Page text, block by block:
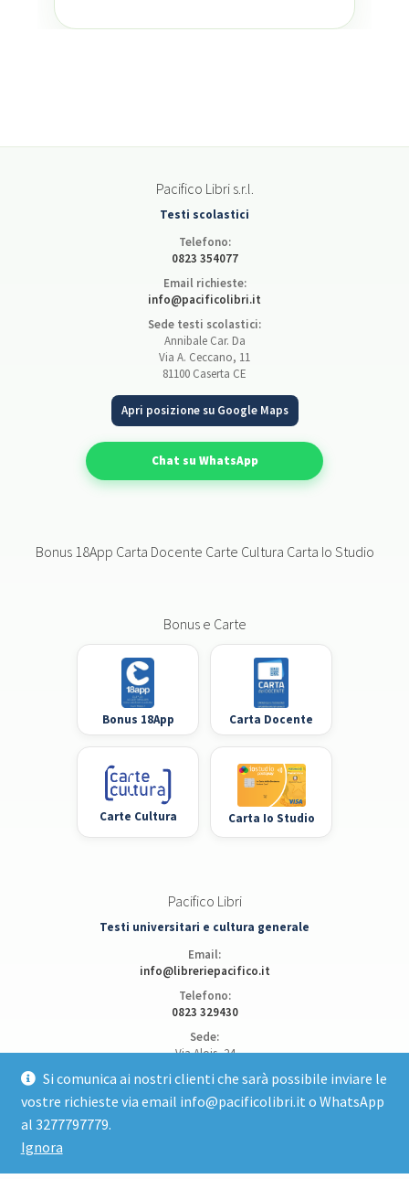
Si comunica ai nostri clienti che sarà possibile inviare le
vostre richieste via email info@pacificolibri.it o WhatsApp
al 3277797779.
Ignora
Pacifico Libri s.r.l.
Testi scolastici
Telefono:
0823 354077
Email richieste:
info@pacificolibri.it
Sede testi scolastici:
Annibale Car. Da
Via A. Ceccano, 11
81100 Caserta CE
Apri posizione su Google Maps
Chat su WhatsApp
Bonus 18App Carta Docente Carte Cultura Carta Io Studio
Bonus e Carte
Bonus 18App Carta Docente
Carte Cultura Carta Io Studio
Pacifico Libri
Testi universitari e cultura generale
Email:
info@libreriepacifico.it
Telefono:
0823 329430
Sede:
Via Alois, 24
81100 Caserta
Apri posizione su Google Maps